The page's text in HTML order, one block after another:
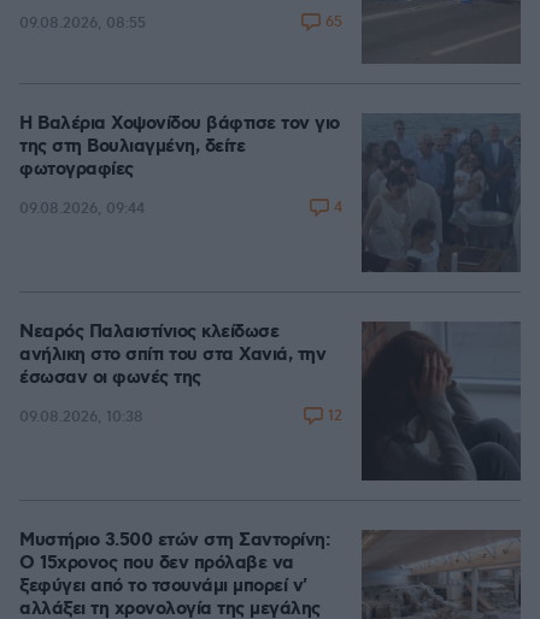
09.08.2026, 08:55 65
Η Βαλέρια Χοψονίδου βάφτισε τον γιο
της στη Βουλιαγμένη, δείτε
φωτογραφίες
09.08.2026, 09:44 4
Νεαρός Παλαιστίνιος κλείδωσε
ανήλικη στο σπίτι του στα Χανιά, την
έσωσαν οι φωνές της
09.08.2026, 10:38 12
Μυστήριο 3.500 ετών στη Σαντορίνη:
Ο 15χρονος που δεν πρόλαβε να
ξεφύγει από το τσουνάμι μπορεί ν'
αλλάξει τη χρονολογία της μεγάλης